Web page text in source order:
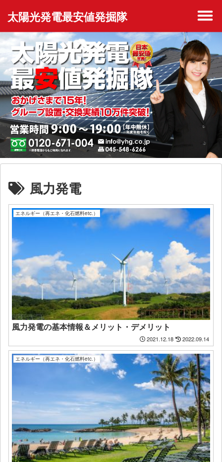
太陽光発電最安値発掘隊
風力発電
エネルギー（再エネ・化石燃料etc.）
風力発電の基本情報＆メリット・デメリット
2021.12.18 2022.09.14
エネルギー（再エネ・化石燃料etc.）